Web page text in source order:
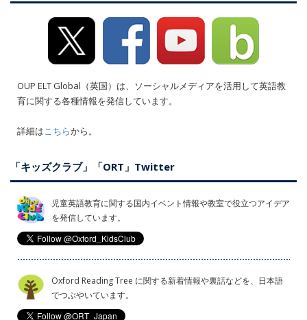
OUP ELT Global（英国）は、ソーシャルメディアを活用して英語教
育に関する各種情報を発信しています。
詳細はこちらから。
「キッズクラブ」「ORT」Twitter
児童英語教育に関する国内イベント情報や教室で役立つアイデア
を発信しています。
Oxford Reading Tree に関する新着情報や裏話などを、日本語
でつぶやいています。